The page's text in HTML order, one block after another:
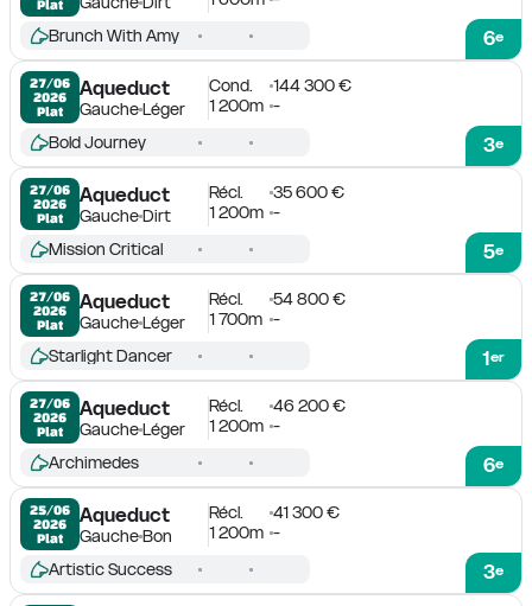
Plat
6e
Brunch With Amy
27/06
2026
Plat
Aqueduct
GaucheLéger
Cond.
144 300 €
1 200m -
3e
Bold Journey
27/06
2026
Plat
Aqueduct
GaucheDirt
Récl.
35 600 €
1 200m -
5e
Mission Critical
27/06
2026
Plat
Aqueduct
GaucheLéger
Récl.
54 800 €
1 700m -
1er
Starlight Dancer
27/06
2026
Plat
Aqueduct
GaucheLéger
Récl.
46 200 €
1 200m -
6e
Archimedes
25/06
2026
Plat
Aqueduct
GaucheBon
Récl.
41 300 €
1 200m -
3e
Artistic Success